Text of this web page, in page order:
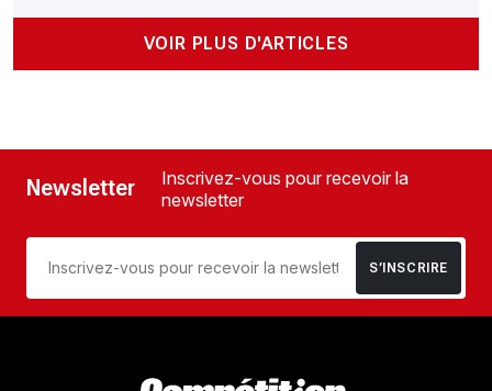
VOIR PLUS D'ARTICLES
Newsletter
Inscrivez-vous pour recevoir la
newsletter
S’INSCRIRE